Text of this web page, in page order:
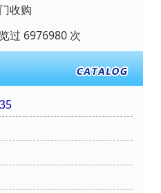
收购
过 6976980 次